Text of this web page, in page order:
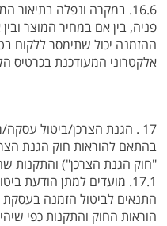
16.6. במקרה ונפלה בתיאור
פניה, בין אם במחיר המוצר
ההזמנה יכול שתימסר ללקוח
אלקטרוני המעודכנת בכרטיס
17 . הגנת הצרכן/ביטול
"חוק הגנת הצרכן") והתקנות
17.1. מועדים למתן הודעת
התנאים לביטול הזמנה
הוראות החוק והתקנות כפי